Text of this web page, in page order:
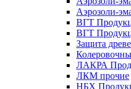
Аэрозоли-
ВГТ
ВГТ
Защита
ЛАКРА
ЛКМ прочие
НБХ